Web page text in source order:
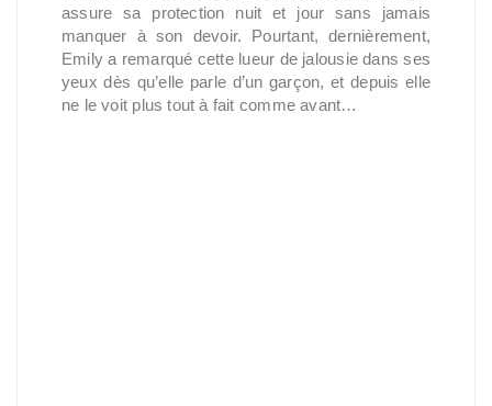
assure sa protection nuit et jour sans jamais
manquer à son devoir. Pourtant, dernièrement,
Emily a remarqué cette lueur de jalousie dans ses
yeux dès qu’elle parle d’un garçon, et depuis elle
ne le voit plus tout à fait comme avant…